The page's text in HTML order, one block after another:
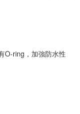
O-ring，加強防水性